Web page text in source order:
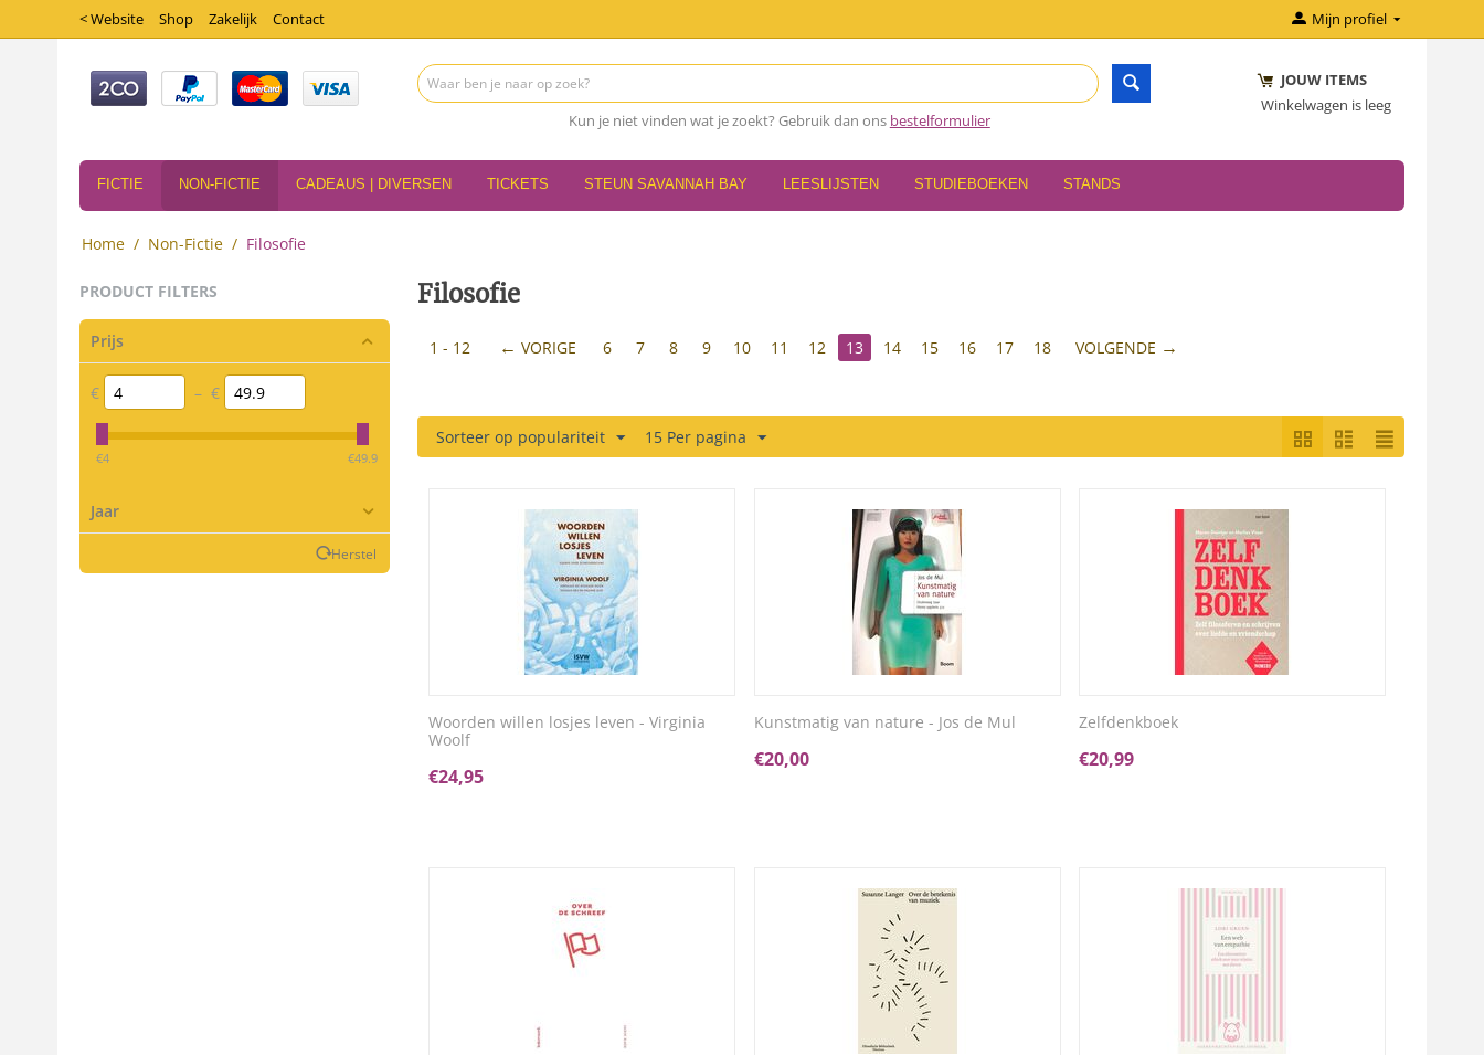
< Website Shop Zakelijk Contact Mijn profiel
Kun je niet vinden wat je zoekt? Gebruik dan ons bestelformulier
JOUW ITEMS
Winkelwagen is leeg
FICTIE NON-FICTIE CADEAUS | DIVERSEN TICKETS STEUN SAVANNAH BAY LEESLIJSTEN STUDIEBOEKEN STANDS
Home / Non-Fictie / Filosofie
PRODUCT FILTERS
Prijs
€ – €
‎€4 ‎€49.9
Jaar
Herstel
Filosofie
1 - 12 VORIGE 6 7 8 9 10 11 12 13 14 15 16 17 18 VOLGENDE
Sorteer op populariteit 15 Per pagina
Woorden willen losjes leven - Virginia
Woolf
€24,95
Kunstmatig van nature - Jos de Mul
€20,00
Zelfdenkboek
€20,99